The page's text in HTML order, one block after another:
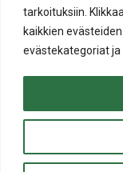
tarkoituksiin.
kaikkien
evästekategoriat ja
© 2020 Salon